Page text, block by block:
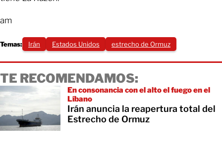
am
Temas: Irán Estados Unidos estrecho de Ormuz
TE RECOMENDAMOS:
En consonancia con el alto el fuego en el
Líbano
Irán anuncia la reapertura total del
Estrecho de Ormuz